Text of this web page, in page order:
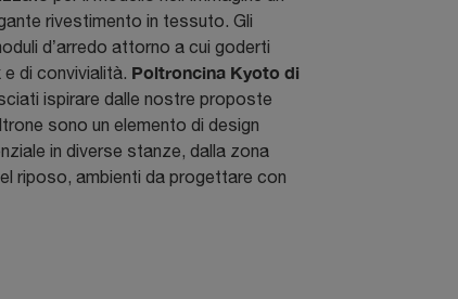
rivestimento in tessuto. Gli
d’arredo attorno a cui goderti
di convivialità. Poltroncina Kyoto di
ispirare dalle nostre proposte
sono un elemento di design
in diverse stanze, dalla zona
riposo, ambienti da progettare con